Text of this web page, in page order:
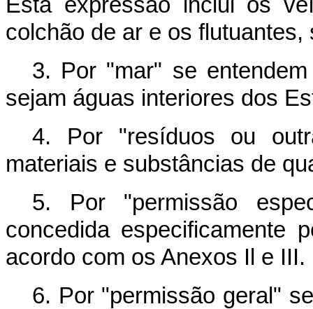
colchão de ar e os
3. Por "mar" se
sejam águas interiores dos
4. Por "resíduos ou
materiais e substâncias de
5. Por "permissão
concedida especificamente
acordo com os Anexos Il e III.
6. Por "permissão geral"